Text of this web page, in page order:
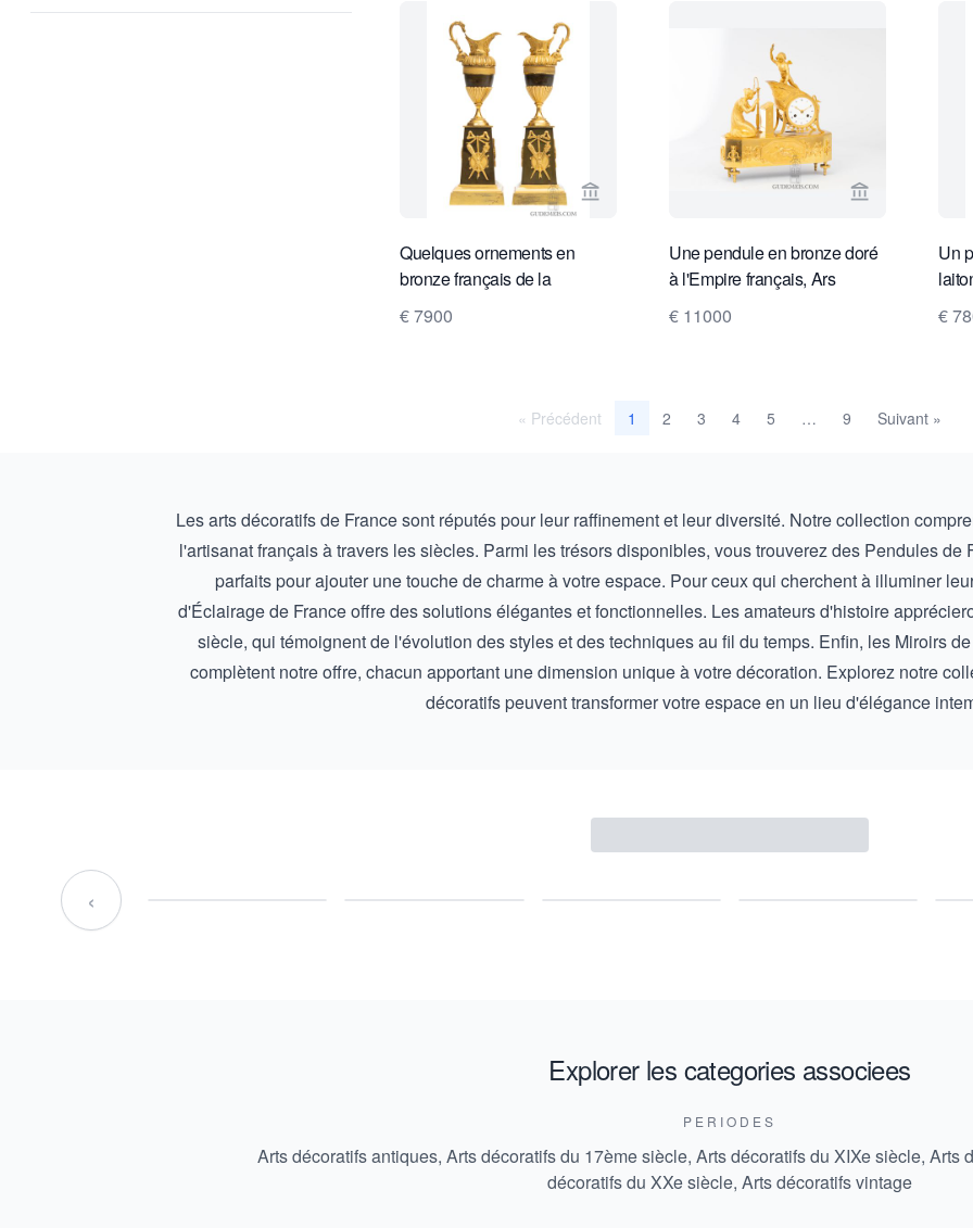
Voir la page vendeur de Gude & Meis Antique
Quelques ornements en
bronze français de la
Restauration/candélabres,
vers 1825.
€ 7900
Voir la page
Une pendule en bronze doré
à l'Empire français, Ars
Amatoria, vers 1800
€ 11000
Un
vers
€
« Précédent 1 2 3 4 5 … 9 Suivant »
Les arts décoratifs de France sont réputés pour leur raffinement et leur diversité. Notre collection
l'artisanat français à travers les siècles. Parmi les trésors disponibles, vous trouverez des Pendules de
parfaits pour ajouter une touche de charme à votre espace. Pour ceux qui cherchent à illuminer
d'Éclairage de Franceoffre des solutions élégantes et fonctionnelles. Les amateurs d'histoire
siècle, qui témoignent de l'évolution des styles et des techniques au fil du temps. Enfin, les Miroirs
complètent notre offre, chacun apportant une dimension unique à votre décoration. Explorez notre
décoratifs peuvent transformer votre espace en un lieu d'élégance
‹
Explorer les categories associees
PERIODES
Arts décoratifs antiques, Arts décoratifs du 17ème siècle, Arts décoratifs du XIXe siècle, Arts
décoratifs du XXe siècle, Arts décoratifs vintage